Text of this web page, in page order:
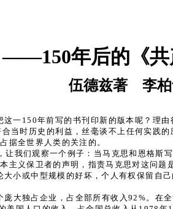
——150年后的《共
伍德兹著 李柏
一150年前写的书刊印新的版本呢？理
当时历史的利益，丝毫谈不上任何实践
据全世界人类的关注的。
我们观察一个例子：当马克思和恩格
义保卫者的声明，指责马克思对这问
小或中型规模的好坏，个人有权保留
大独占企业，占全部所有收入92%。